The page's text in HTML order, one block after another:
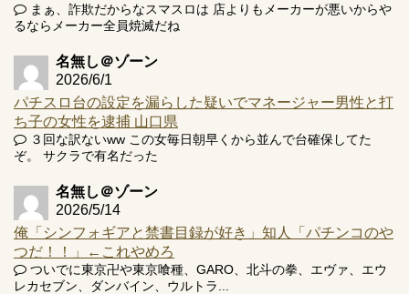
Powered by livedoor 相互RSS
まぁ、詐欺だからなスマスロは 店よりもメーカーが悪いからや
るならメーカー全員焼滅だね
名無し＠ゾーン
2026/6/1
パチスロ台の設定を漏らした疑いでマネージャー男性と打
ち子の女性を逮捕 山口県
３回な訳ないww この女毎日朝早くから並んで台確保してた
ぞ。 サクラで有名だった
名無し＠ゾーン
2026/5/14
俺「シンフォギアと禁書目録が好き」知人「パチンコのや
つだ！！」←これやめろ
ついでに東京卍や東京喰種、GARO、北斗の拳、エヴァ、エウ
レカセブン、ダンバイン、ウルトラ...